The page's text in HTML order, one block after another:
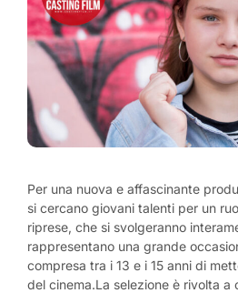
Per una nuova e affascinante
si cercano giovani talenti per un
riprese, che si svolgeranno
rappresentano una grande
compresa tra i 13 e i 15 anni di
del cinema.La selezione è rivolta